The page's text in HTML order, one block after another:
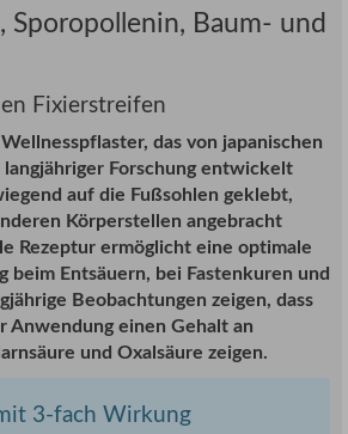
Sporopollenin, Baum- und
Fixierstreifen
das von japanischen
Forschung entwickelt
auf die Fußsohlen geklebt,
Körperstellen angebracht
Rezeptur ermöglicht eine optimale
beim Entsäuern, bei Fastenkuren und
Beobachtungen zeigen, dass
Anwendung einen Gehalt an
und Oxalsäure zeigen.
3-fach Wirkung